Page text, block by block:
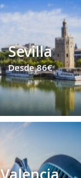
Sevilla
Desde86€